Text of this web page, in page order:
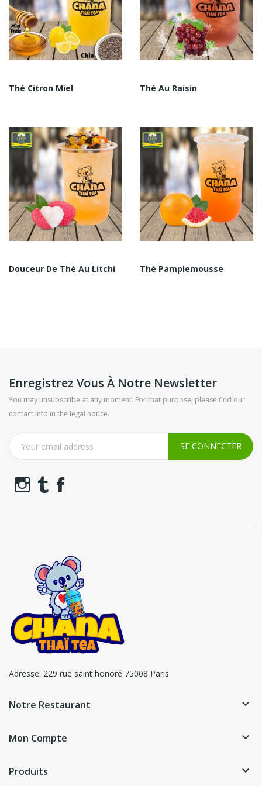
Thé Citron Miel Thé Au Raisin
Douceur De Thé Au Litchi Thé Pamplemousse
Enregistrez Vous À Notre Newsletter
You may unsubscribe at any moment. For that purpose, please find our
contact info in the legal notice.
Adresse: 229 rue saint honoré 75008 Paris
Notre Restaurant keyboard_arrow_down
Mon Compte keyboard_arrow_down
Produits keyboard_arrow_down